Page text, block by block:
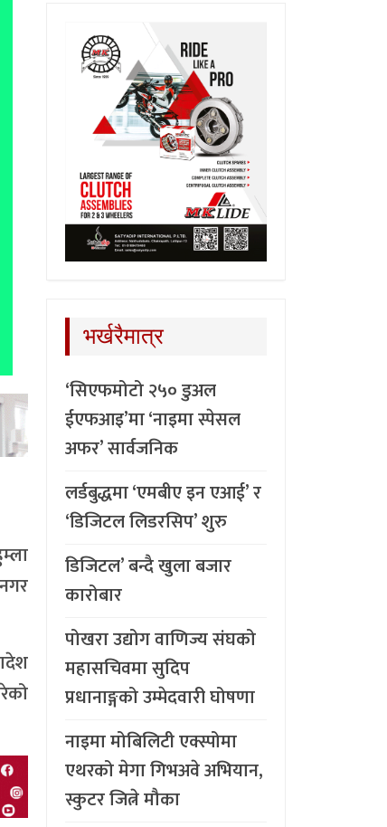
भर्खरैमात्र
‘सिएफमोटो २५० डुअल
ईएफआइ’मा ‘नाइमा स्पेसल
अफर’ सार्वजनिक
लर्डबुद्धमा ‘एमबीए इन एआई’ र
‘डिजिटल लिडरसिप’ शुरु
डिजिटल’ बन्दै खुला बजार
कारोबार
पोखरा उद्योग वाणिज्य संघको
महासचिवमा सुदिप
प्रधानाङ्गको उम्मेदवारी घोषणा
नाइमा मोबिलिटी एक्स्पोमा
एथरको मेगा गिभअवे अभियान,
स्कुटर जित्ने मौका